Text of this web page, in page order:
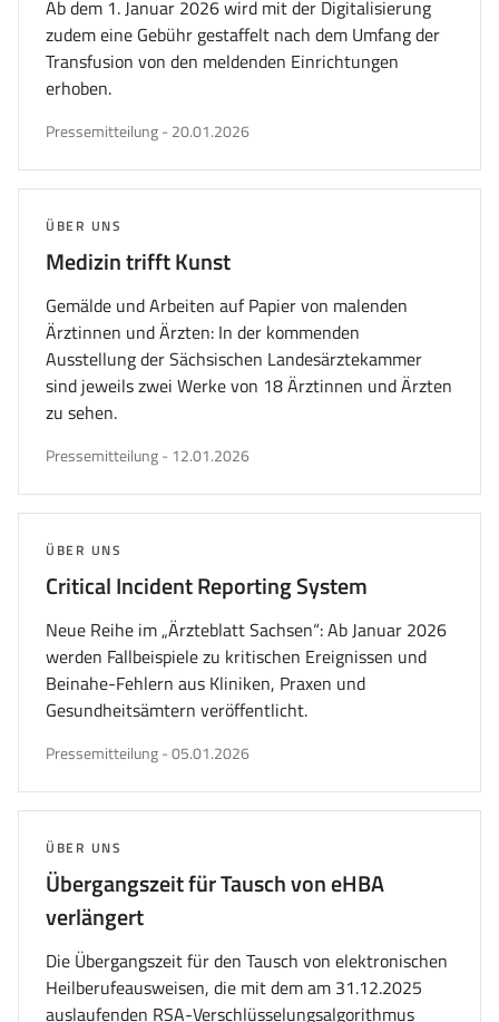
Ab dem 1. Januar 2026 wird mit der Digitalisierung
zudem eine Gebühr gestaffelt nach dem Umfang der
Transfusion von den meldenden Einrichtungen
erhoben.
Pressemitteilungveröffentlicht
- 20.01.2026
Medizin trifft Kunst
THEMA:
ÜBER UNS
Gemälde und Arbeiten auf Papier von malenden
Ärztinnen und Ärzten: In der kommenden
Ausstellung der Sächsischen Landesärztekammer
sind jeweils zwei Werke von 18 Ärztinnen und Ärzten
zu sehen.
Pressemitteilungveröffentlicht
- 12.01.2026
Critical Incident Reporting System
THEMA:
ÜBER UNS
Neue Reihe im „Ärzteblatt Sachsen“: Ab Januar 2026
werden Fallbeispiele zu kritischen Ereignissen und
Beinahe-Fehlern aus Kliniken, Praxen und
Gesundheitsämtern veröffentlicht.
Pressemitteilungveröffentlicht
-05.01.2026
Übergangszeit für Tausch von eHBA
verlängert
THEMA:
ÜBER UNS
Die Übergangszeit für den Tausch von elektronischen
Heilberufeausweisen, die mit dem am 31.12.2025
auslaufenden RSA-Verschlüsselungsalgorithmus